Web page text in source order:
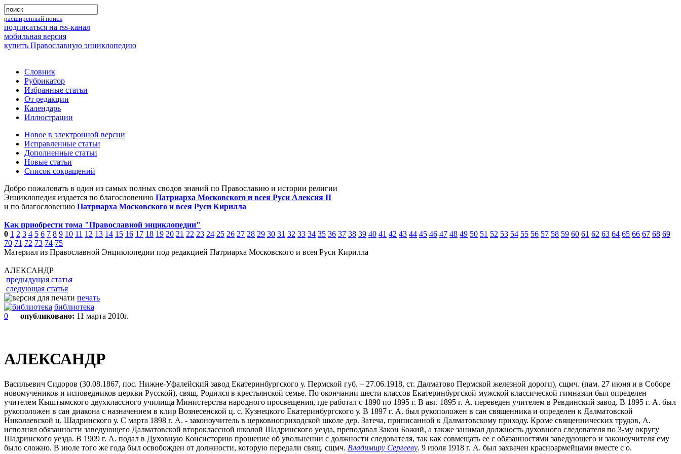
расширенный поиск
подписаться на rss-канал
мобильная версия
купить Православную энциклопедию
Словник
Рубрикатор
Избранные статьи
От редакции
Календарь
Иллюстрации
Новое в электронной версии
Исправленные статьи
Дополненные статьи
Новые статьи
Список сокращений
Добро пожаловать в один из самых полных сводов знаний по Православию и истории религии
Энциклопедия издается по благословению Патриарха Московского и всея Руси Алексия II
и по благословению Патриарха Московского и всея Руси Кирилла
Как приобрести тома "Православной энциклопедии"
0 1 2 3 4 5 6 7 8 9 10 11 12 13 14 15 16 17 18 19 20 21 22 23 24 25 26 27 28 29 30 31 32 33 34 35 36 37 38 39 40 41 42 43 44 45 46 47 48 49 50 51 52 53 54 55 56 57 58 59 60 61 62 63 64 65 66 67 68 69
70 71 72 73 74 75
Материал из Православной Энциклопедии под редакцией Патриарха Московского и всея Руси Кирилла
АЛЕКСАНДР
предыдущая статья
следующая статья
печать
библиотека
0
опубликовано: 11 марта 2010г.
АЛЕКСАНДР
Васильевич Сидоров (30.08.1867, пос. Нижне-Уфалейский завод Екатеринбургского у. Пермской губ. – 27.06.1918, ст. Далматово Пермской железной дороги), сщмч. (пам. 27 июня и в Соборе
новомучеников и исповедников церкви Русской), свящ. Родился в крестьянской семье. По окончании шести классов Екатеринбургской мужской классической гимназии был определен
учителем Кыштымского двухклассного училища Министерства народного просвещения, где работал с 1890 по 1895 г. В авг. 1895 г. А. переведен учителем в Ревдинский завод. В 1895 г. А. был
рукоположен в сан диакона с назначением в клир Вознесенской ц. с. Кузнецкого Екатеринбургского у. В 1897 г. А. был рукоположен в сан священника и определен к Далматовской
Николаевской ц. Шадринского у. С марта 1898 г. А. - законоучитель в церковноприходской школе дер. Затеча, приписанной к Далматовскому приходу. Кроме священнических трудов, А.
исполнял обязанности заведующего Далматовской второклассной школой Шадринского уезда, преподавал Закон Божий, а также занимал должность духовного следователя по 3-му округу
Шадринского уезда. В 1909 г. А. подал в Духовную Консисторию прошение об увольнении с должности следователя, так как совмещать ее с обязанностями заведующего и законоучителя ему
было сложно. В июле того же года был освобожден от должности, которую передали свящ. сщмч. Владимиру Сергееву. 9 июля 1918 г. А. был захвачен красноармейцами вместе с о.